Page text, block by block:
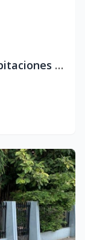
Apartamento en venta de 2 habitaciones en El Vergel